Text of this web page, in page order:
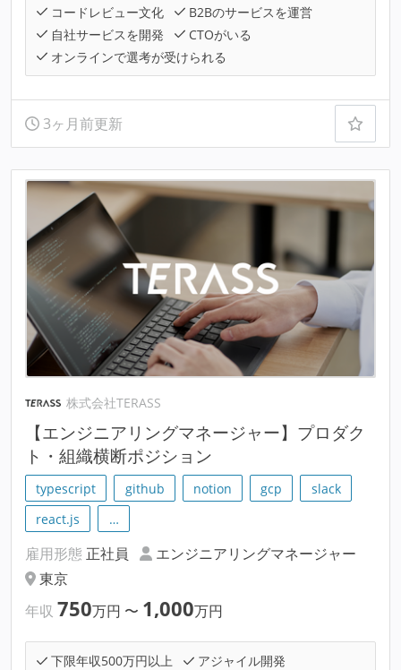
コードレビュー文化
B2Bのサービスを運営
自社サービスを開発
CTOがいる
オンラインで選考が受けられる
3ヶ月前更新
株式会社TERASS
【エンジニアリングマネージャー】プロダク
ト・組織横断ポジション
typescript github notion gcp
slack
react.js
…
雇用形態 正社員
エンジニアリングマネージャー
東京
年収 750万円 〜 1,000万円
下限年収500万円以上
アジャイル開発